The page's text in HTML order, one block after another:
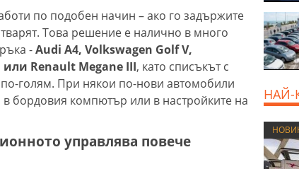
по подобен начин – ако го задържите
Това решение е налично в много
-Audi A4, Volkswagen Golf V,
или Renault Megane III, като списъкът с
голям. При някои по-нови автомобили
бордовия компютър или в настройките на
управлява повече
НАЙ-